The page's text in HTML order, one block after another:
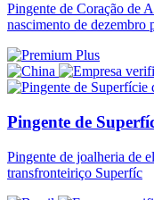
Pingente de Coração de
nascimento de dezembro
Pingente de
Pingente de joalheria de
transfronteiriço Superfíc